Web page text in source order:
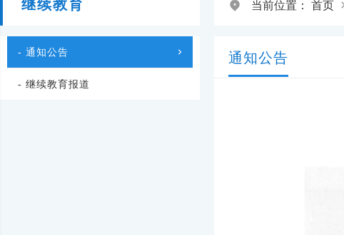
继续教育
- 通知公告
- 继续教育报道
当前位置： 首页
通知公告